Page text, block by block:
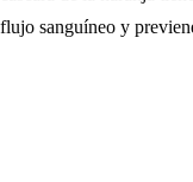
flujo sanguíneo y